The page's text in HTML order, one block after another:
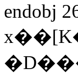
endobj